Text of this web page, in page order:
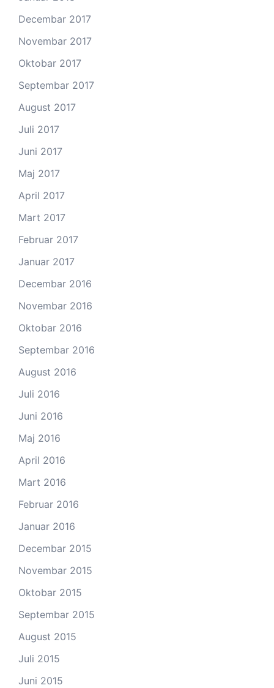
Decembar 2017
Novembar 2017
Oktobar 2017
Septembar 2017
August 2017
Juli 2017
Juni 2017
Maj 2017
April 2017
Mart 2017
Februar 2017
Januar 2017
Decembar 2016
Novembar 2016
Oktobar 2016
Septembar 2016
August 2016
Juli 2016
Juni 2016
Maj 2016
April 2016
Mart 2016
Februar 2016
Januar 2016
Decembar 2015
Novembar 2015
Oktobar 2015
Septembar 2015
August 2015
Juli 2015
Juni 2015